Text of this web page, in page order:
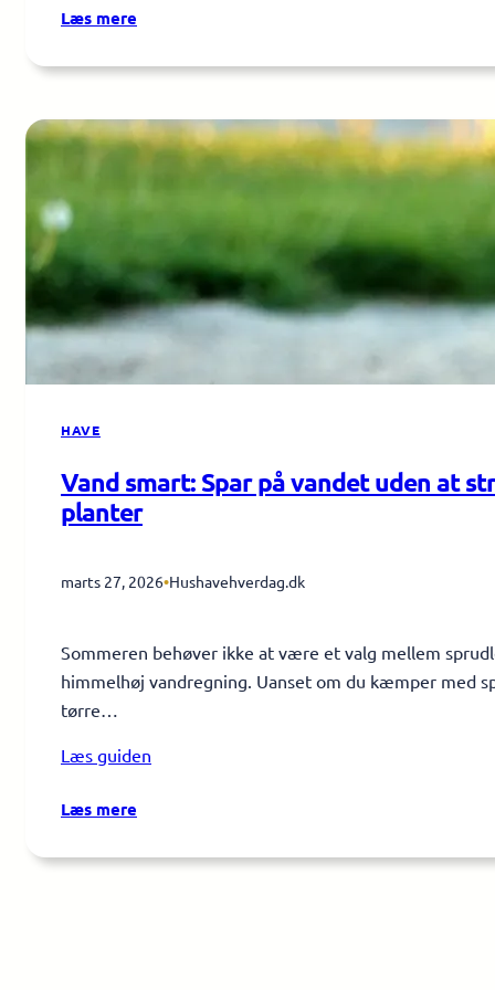
Læs mere
i
Så-
og
plantekalender
måned
HAVE
Vand smart: Spar på vandet uden at
planter
marts 27, 2026•Hushavehverdag.dk
Sommeren behøver ikke at være et valg mellem
himmelhøj vandregning. Uanset om du kæmper med
tørre…
Læs guiden
Læs mere
smart: